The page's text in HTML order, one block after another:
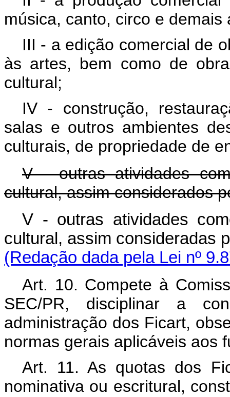
música, canto, circo e
III - a edição comercial de
às artes, bem como de
cultural;
IV - construção,
salas e outros ambientes
culturais, de propriedade de
V - outras atividades
cultural, assim considerados
V - outras atividades
cultural, assim consideradas
(Redação dada pela Lei nº
Art. 10. Compete à
SEC/PR, disciplinar a
administração dos Ficart,
normas gerais aplicáveis aos
Art. 11. As quotas dos
nominativa ou escritural,